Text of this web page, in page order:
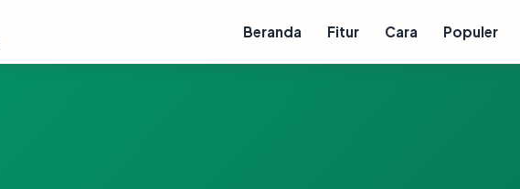
Beranda Fitur Cara Populer